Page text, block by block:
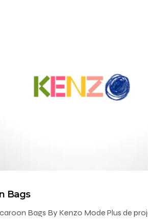
Bags
Bags By Kenzo Mode Plus de